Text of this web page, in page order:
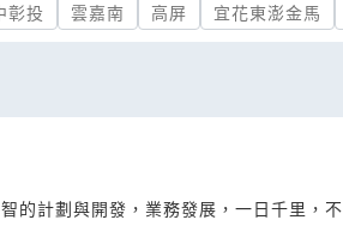
彰投 雲嘉南 高屏 宜花東澎金馬
的計劃與開發，業務發展，一日千里，不